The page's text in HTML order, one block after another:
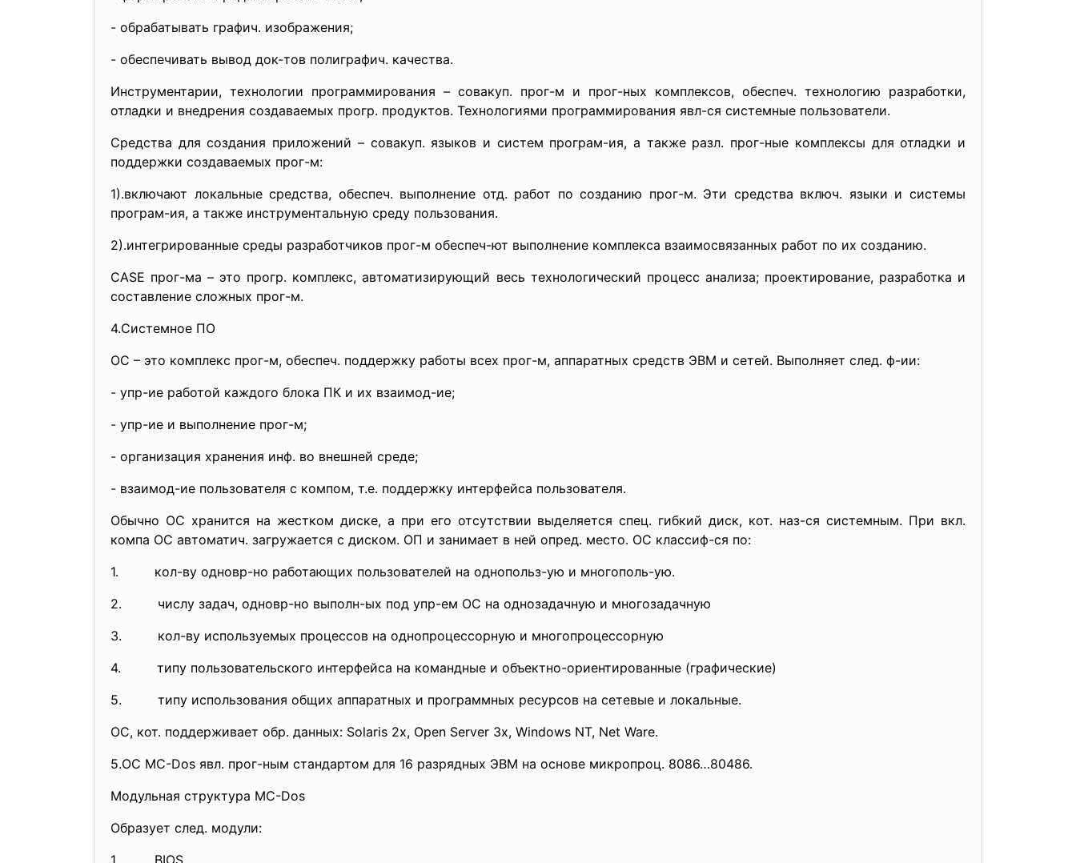
- обрабатывать графич. изображения;
- обеспечивать вывод док-тов полиграфич. качества.
Инструментарии, технологии программирования – совакуп. прог-м и прог-ных комплексов, обеспеч. технологию разработки,
отладки и внедрения создаваемых прогр. продуктов. Технологиями программирования явл-ся системные пользователи.
Средства для создания приложений – совакуп. языков и систем програм-ия, а также разл. прог-ные комплексы для отладки и
поддержки создаваемых прог-м:
1).включают локальные средства, обеспеч. выполнение отд. работ по созданию прог-м. Эти средства включ. языки и системы
програм-ия, а также инструментальную среду пользования.
2).интегрированные среды разработчиков прог-м обеспеч-ют выполнение комплекса взаимосвязанных работ по их созданию.
CASE прог-ма – это прогр. комплекс, автоматизирующий весь технологический процесс анализа; проектирование, разработка и
составление сложных прог-м.
4.Системное ПО
ОС – это комплекс прог-м, обеспеч. поддержку работы всех прог-м, аппаратных средств ЭВМ и сетей. Выполняет след. ф-ии:
- упр-ие работой каждого блока ПК и их взаимод-ие;
- упр-ие и выполнение прог-м;
- организация хранения инф. во внешней среде;
- взаимод-ие пользователя с компом, т.е. поддержку интерфейса пользователя.
Обычно ОС хранится на жестком диске, а при его отсутствии выделяется спец. гибкий диск, кот. наз-ся системным. При вкл.
компа ОС автоматич. загружается с диском. ОП и занимает в ней опред. место. ОС классиф-ся по:
1. кол-ву одновр-но работающих пользователей на однопольз-ую и многополь-ую.
2. числу задач, одновр-но выполн-ых под упр-ем ОС на однозадачную и многозадачную
3. кол-ву используемых процессов на однопроцессорную и многопроцессорную
4. типу пользовательского интерфейса на командные и объектно-ориентированные (графические)
5. типу использования общих аппаратных и программных ресурсов на сетевые и локальные.
ОС, кот. поддерживает обр. данных: Solaris 2x, Open Server 3x, Windows NT, Net Ware.
5.ОС MC-Dos явл. прог-ным стандартом для 16 разрядных ЭВМ на основе микропроц. 8086…80486.
Модульная структура MC-Dos
Образует след. модули:
1. BIOS